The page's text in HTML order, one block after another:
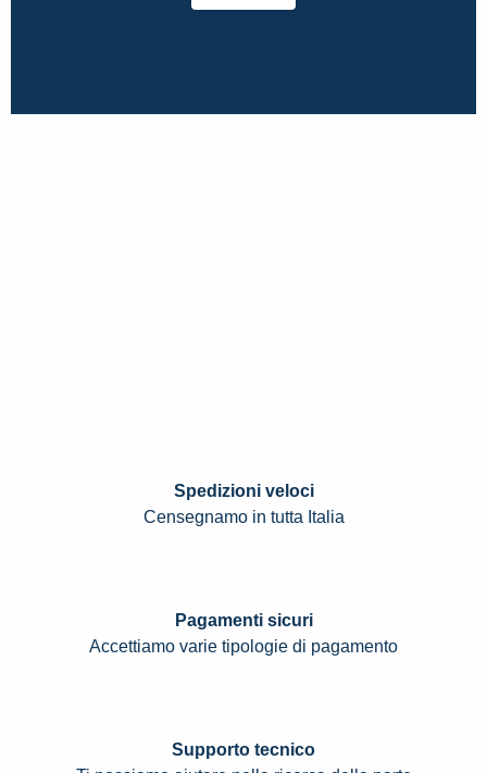
Spedizioni veloci
Censegnamo in tutta Italia
Pagamenti sicuri
Accettiamo varie tipologie di pagamento
Supporto tecnico